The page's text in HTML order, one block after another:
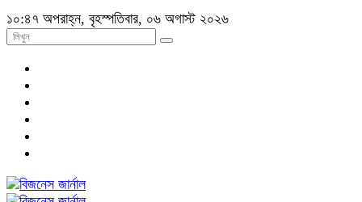
১০:৪৭ অপরাহ্ন, বৃহস্পতিবার, ০৬ অগাস্ট ২০২৬